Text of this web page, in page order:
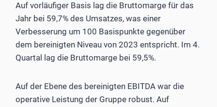
Auf vorläufiger Basis lag die Bruttomarge für das
Jahr bei 59,7% des Umsatzes, was einer
Verbesserung um 100 Basispunkte gegenüber
dem bereinigten Niveau von 2023 entspricht. Im 4.
Quartal lag die Bruttomarge bei 59,5%.
Auf der Ebene des bereinigten EBITDA war die
operative Leistung der Gruppe robust. Auf